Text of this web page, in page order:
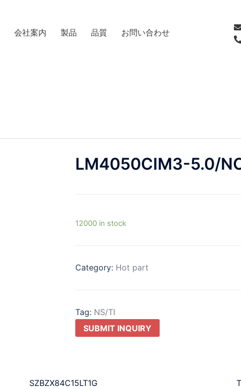
会社案内 製品 品質 お問い合わせ
LM4050CIM3-5.0/
12000 in stock
Category: Hot part
Tag: NS/TI
SUBMIT INQUIRY
SZBZX84C15LT1G